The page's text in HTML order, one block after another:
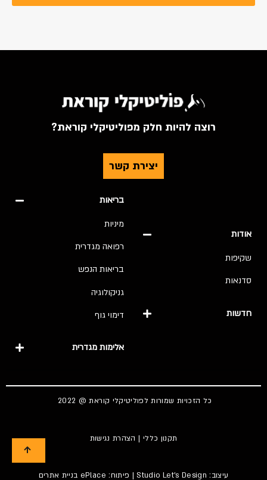
רוצה להיות חלק מפוליטיקלי קוראת?
יצירת קשר
אודות
שקיפות
סדנאות
חדשות
בריאות
מיניות
רפואה מגדרית
בריאות הנפש
גניקולוגיה
דימוי גוף
אלימות מגדרית
כל הזכויות שמורות לפוליטיקלי קוראת @ 2022
תקנון כללי | הצהרת נגישות
עיצוב: Studio Let's Design| פיתוח: ePlace בניית אתרים